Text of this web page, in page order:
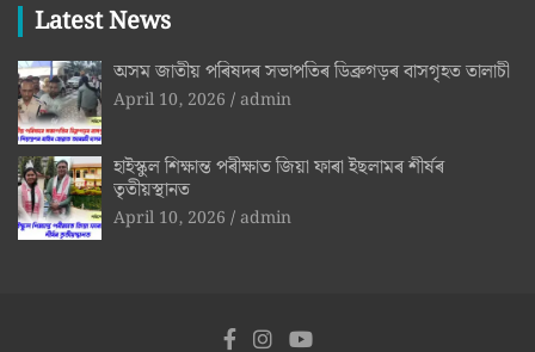
Latest News
অসম জাতীয় পৰিষদৰ সভাপতিৰ ডিব্ৰুগড়ৰ বাসগৃহত তালাচী
April 10, 2026 admin
হাইস্কুল শিক্ষান্ত পৰীক্ষাত জিয়া ফাৰা ইছলামৰ শীৰ্ষৰ
তৃতীয়স্থানত
April 10, 2026 admin